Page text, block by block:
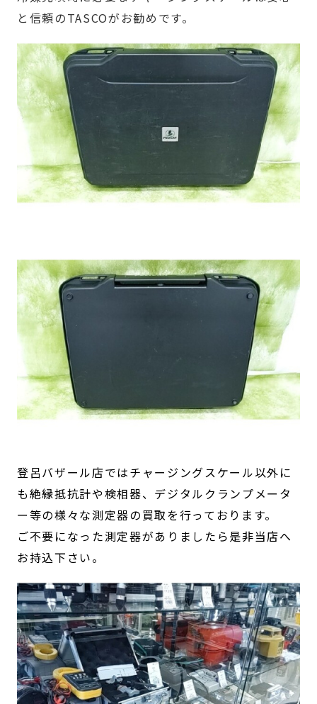
と信頼のTASCOがお勧めです。
登呂バザール店ではチャージングスケール以外に
も絶縁抵抗計や検相器、デジタルクランプメータ
ー等の様々な測定器の買取を行っております。
ご不要になった測定器がありましたら是非当店へ
お持込下さい。